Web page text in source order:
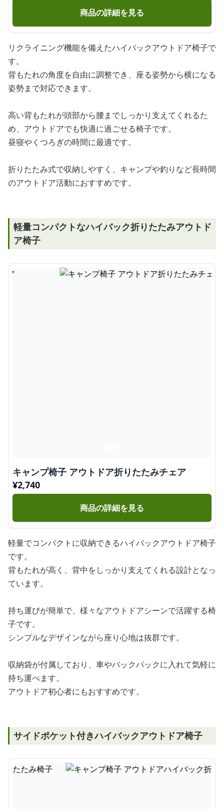
商品の詳細を見る
リクライニング機能を備えたハイバックアウトドア椅子で
す。
背もたれの角度を自由に調整でき、座る姿勢から横になる
姿勢まで対応できます。
高い背もたれが頭部から腰までしっかり支えてくれるた
め、アウトドアでも快適に過ごせる椅子です。
昼寝やくつろぎの時間に最適です。
折りたたみ式で収納しやすく、キャンプや釣りなど長時間
のアウトドア活動におすすめです。
軽量コンパクトなハイバック折りたたみアウトド
ア椅子
キャンプ椅子 アウトドア折りたたみチェア
¥2,740
商品の詳細を見る
軽量でコンパクトに収納できるハイバックアウトドア椅子
です。
背もたれが高く、背中をしっかり支えてくれる設計となっ
ています。
持ち運びが簡単で、様々なアウトドアシーンで活躍する椅
子です。
シンプルなデザインながら座り心地は抜群です。
収納袋が付属しており、車やバックパックに入れて気軽に
持ち運べます。
アウトドア初心者にもおすすめです。
サイドポケット付きハイバックアウトドア椅子